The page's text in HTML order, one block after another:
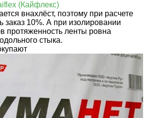
(Кайфлекс)
внахлёст, поэтому при расчете
заказ 10%. А при изолировании
протяженность ленты ровна
стыка.